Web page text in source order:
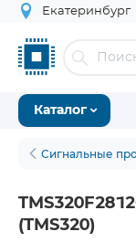
Екатеринбург
Каталог
Сигнальные
(TMS320)